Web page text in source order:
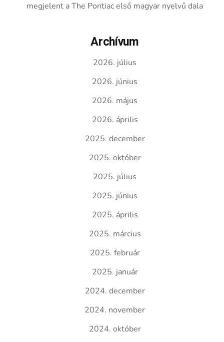
megjelent a The Pontiac első magyar nyelvű dala
Archívum
2026. július
2026. június
2026. május
2026. április
2025. december
2025. október
2025. július
2025. június
2025. április
2025. március
2025. február
2025. január
2024. december
2024. november
2024. október